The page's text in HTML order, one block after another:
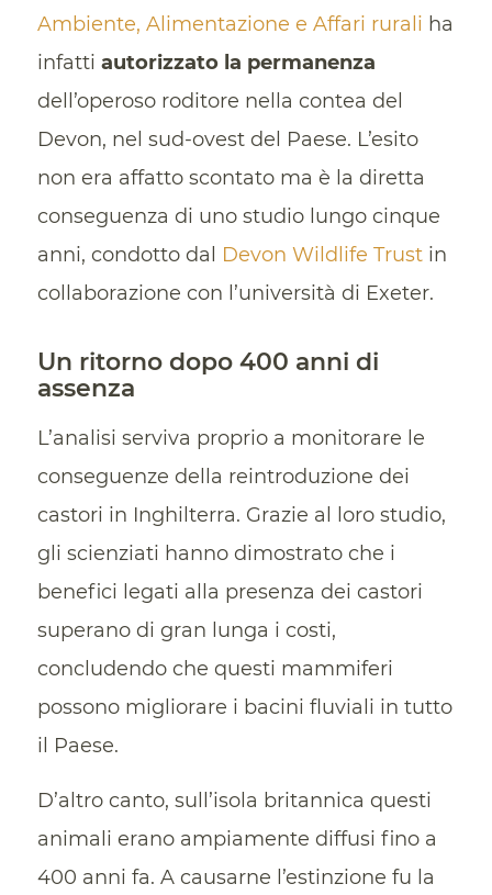
Ambiente, Alimentazione e Affari rurali ha
infatti autorizzato la permanenza
dell’operoso roditore nella contea del
Devon, nel sud-ovest del Paese. L’esito
non era affatto scontato ma è la diretta
conseguenza di uno studio lungo cinque
anni, condotto dal Devon Wildlife Trustin
collaborazione con l’università di Exeter.
Un ritorno dopo 400 anni di
assenza
L’analisi serviva proprio a monitorare le
conseguenze della reintroduzione dei
castori in Inghilterra. Grazie al loro studio,
gli scienziati hanno dimostrato che i
benefici legati alla presenza dei castori
superano di gran lunga i costi,
concludendo che questi mammiferi
possono migliorare i bacini fluviali in tutto
il Paese.
D’altro canto, sull’isola britannica questi
animali erano ampiamente diffusi fino a
400 anni fa. A causarne l’estinzione fu la